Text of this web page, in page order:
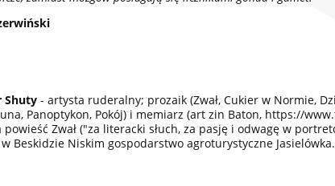
Shuty - artysta ruderalny; prozaik (Zwał, Cukier w Normie,
Panoptykon, Pokój) i memiarz (art zin Baton, https://
powieść Zwał ("za literacki słuch, za pasję i odwagę w
Beskidzie Niskim gospodarstwo agroturystyczne Jasielówka.